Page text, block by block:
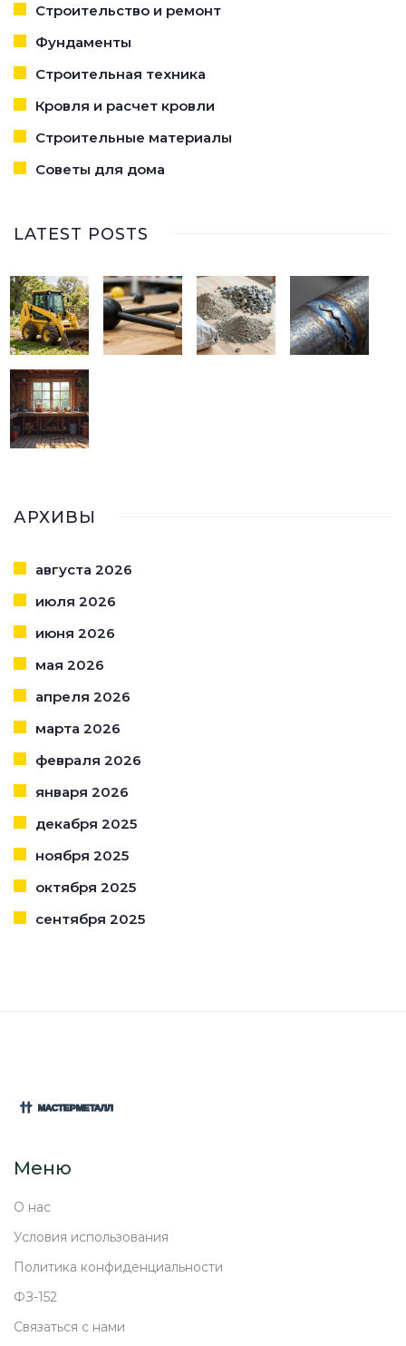
Строительство и ремонт
Фундаменты
Строительная техника
Кровля и расчет кровли
Строительные материалы
Советы для дома
LATEST POSTS
АРХИВЫ
августа 2026
июля 2026
июня 2026
мая 2026
апреля 2026
марта 2026
февраля 2026
января 2026
декабря 2025
ноября 2025
октября 2025
сентября 2025
Меню
О нас
Условия использования
Политика конфиденциальности
ФЗ-152
Связаться с нами